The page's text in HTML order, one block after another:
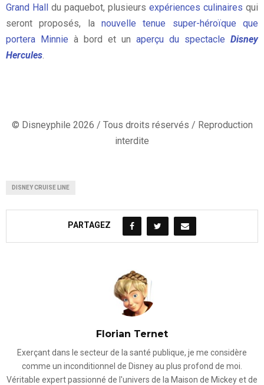
Grand Hall du paquebot, plusieurs expériences culinaires qui
seront proposés, la nouvelle tenue super-héroïque que
portera Minnie à bord et un aperçu du spectacle Disney
Hercules
© Disneyphile 2026 / Tous droits réservés / Reproduction
interdite
DISNEY CRUISE LINE
PARTAGEZ
Florian Ternet
Exerçant dans le secteur de la santé publique, je me considère
comme un inconditionnel de Disney au plus profond de moi.
Véritable expert passionné de l'univers de la Maison de Mickey et de